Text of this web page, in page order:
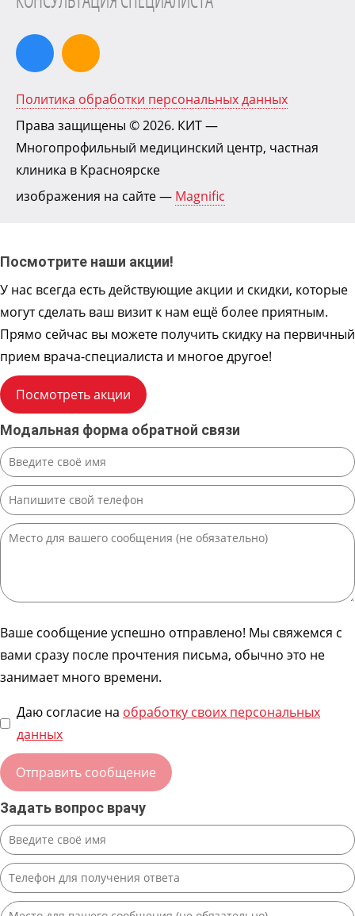
Политика обработки персональных данных
Права защищены © 2026. КИТ—
Многопрофильный медицинский центр, частная
клиника в Красноярске
изображения на сайте — Magnific
Посмотрите наши акции!
У нас всегда есть действующие акции и скидки, которые
могут сделать ваш визит к нам ещё более приятным.
Прямо сейчас вы можете получить скидку на первичный
прием врача-специалиста и многое другое!
Посмотреть акции
Модальная форма обратной связи
Ваше сообщение успешно отправлено! Мы свяжемся с
вами сразу после прочтения письма, обычно это не
занимает много времени.
Даю согласие на обработку своих персональных
данных
Задать вопрос врачу